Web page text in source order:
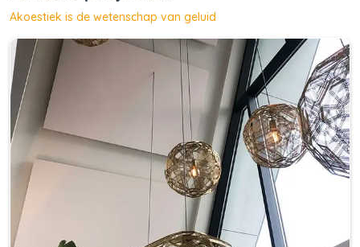
Akoestiek is de wetenschap van geluid